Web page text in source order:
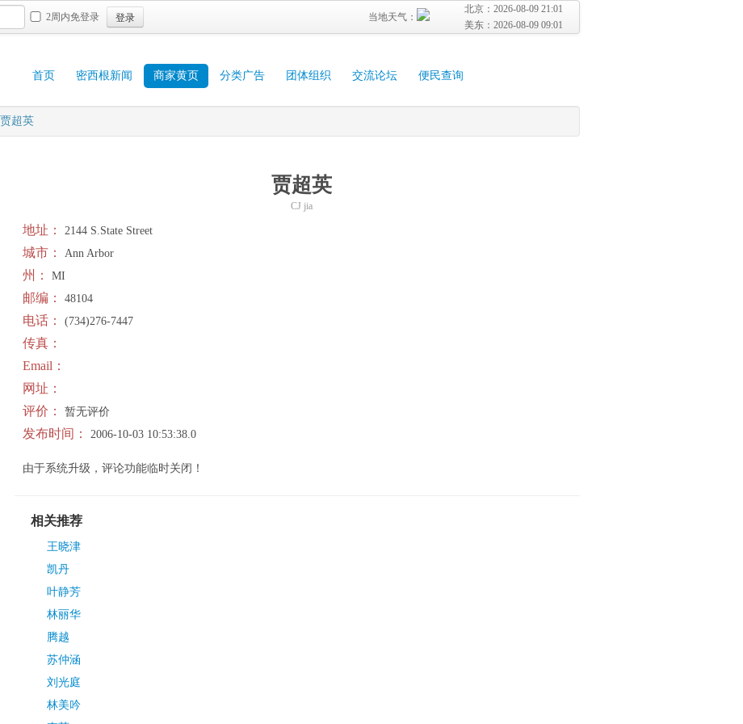
2周内免登录 登录
北京： 2026-08-09 21:01
美东： 2026-08-09 09:01
当地天气：
首页 密西根新闻 商家黄页 分类广告 团体组织 交流论坛 便民查询
贾超英
贾超英
CJ jia
地址： 2144 S.State Street
城市： Ann Arbor
州： MI
邮编： 48104
电话： (734)276-7447
传真：
Email：
网址：
评价：
暂无评价
发布时间： 2006-10-03 10:53:38.0
由于系统升级，评论功能临时关闭！
相关推荐
王晓津
凯丹
叶静芳
林丽华
腾越
苏仲涵
刘光庭
林美吟